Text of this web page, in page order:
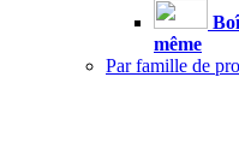
même
Par famille de